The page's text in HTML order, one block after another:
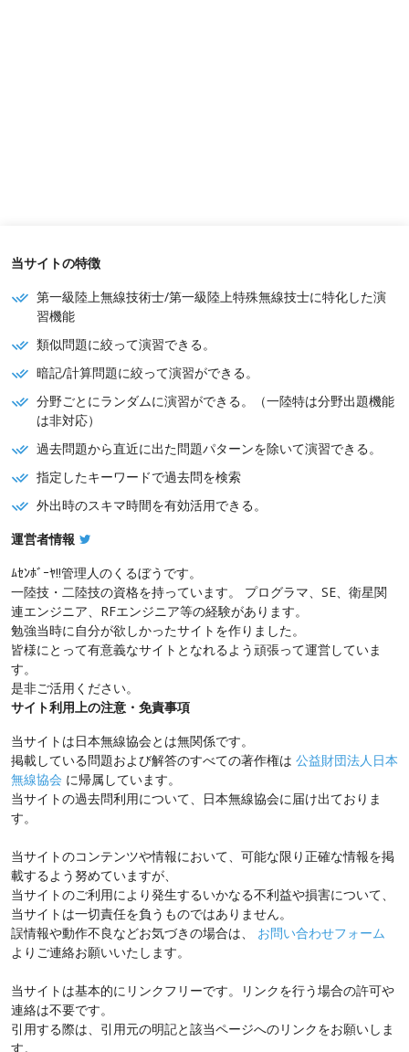
当サイトの特徴
第一級陸上無線技術士/第一級陸上特殊無線技士に特化した演
習機能
類似問題に絞って演習できる。
暗記/計算問題に絞って演習ができる。
分野ごとにランダムに演習ができる。（一陸特は分野出題機能
は非対応）
過去問題から直近に出た問題パターンを除いて演習できる。
指定したキーワードで過去問を検索
外出時のスキマ時間を有効活用できる。
運営者情報
ﾑｾﾝﾎﾞｰﾔ!!管理人のくるぼうです。
一陸技・二陸技の資格を持っています。 プログラマ、SE、衛星関
連エンジニア、RFエンジニア等の経験があります。
勉強当時に自分が欲しかったサイトを作りました。
皆様にとって有意義なサイトとなれるよう頑張って運営していま
す。
是非ご活用ください。
サイト利用上の注意・免責事項
当サイトは日本無線協会とは無関係です。
掲載している問題および解答のすべての著作権は 公益財団法人日本
無線協会 に帰属しています。
当サイトの過去問利用について、日本無線協会に届け出ておりま
す。
当サイトのコンテンツや情報において、可能な限り正確な情報を掲
載するよう努めていますが、
当サイトのご利用により発生するいかなる不利益や損害について、
当サイトは一切責任を負うものではありません。
誤情報や動作不良などお気づきの場合は、 お問い合わせフォーム
よりご連絡お願いいたします。
当サイトは基本的にリンクフリーです。リンクを行う場合の許可や
連絡は不要です。
引用する際は、引用元の明記と該当ページへのリンクをお願いしま
す。